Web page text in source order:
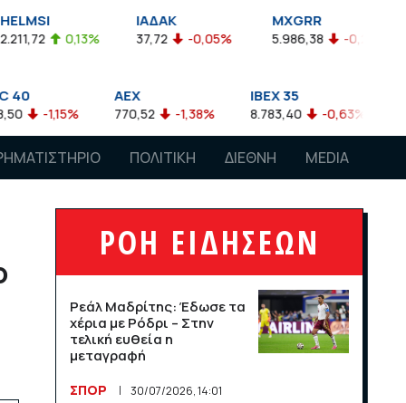
37,72 -0,05% 5.986,38 -0,23% 2.924,61
770,52 -1,38% 8.783,40 -0,63% 4.007,68
ΠΟΛΙΤΙΚΗ ΔΙΕΘΝΗ MEDIA
ΡΟΗ ΕΙΔΗΣΕΩΝ
Ρεάλ Μαδρίτης: Έδωσε τα
χέρια με Ρόδρι – Στην
τελική ευθεία η
μεταγραφή
ΣΠΟΡ 30/07/2026, 14:01